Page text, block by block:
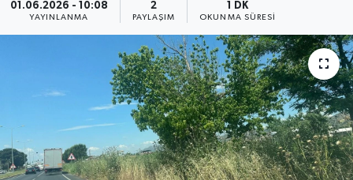
01.06.2026 - 10:08
YAYINLANMA
2
PAYLAŞIM
1 DK
OKUNMA SÜRESI